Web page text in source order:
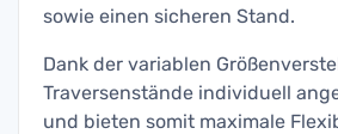
sowie einen sicheren Stand.
Dank der variablen
Traversenstände individuell
und bieten somit maximale